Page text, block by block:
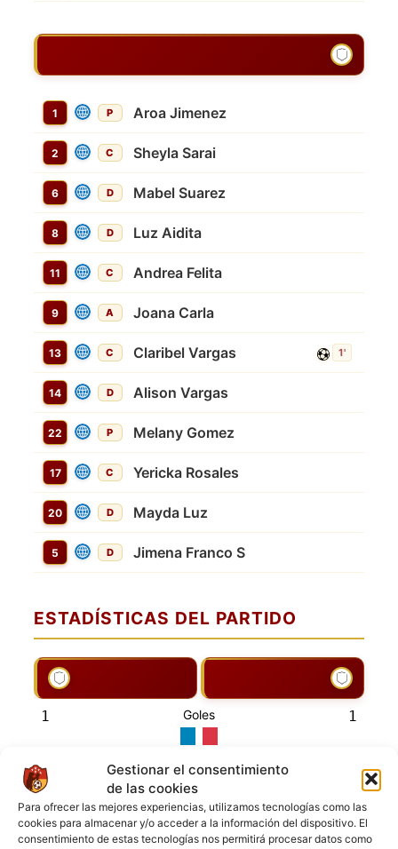
Gestionar el consentimiento
de las cookies
Para ofrecer las mejores experiencias, utilizamos tecnologías como las
cookies para almacenar y/o acceder a la información del dispositivo. El
consentimiento de estas tecnologías nos permitirá procesar datos como
1 P Aroa Jimenez
2 C Sheyla Sarai
6 D Mabel Suarez
8 D Luz Aidita
11 C Andrea Felita
9 A Joana Carla
13 C Claribel Vargas 1'
14 D Alison Vargas
22 P Melany Gomez
17 C Yericka Rosales
20 D Mayda Luz
5 D Jimena Franco S
ESTADÍSTICAS DEL PARTIDO
1 Goles 1
ESTADISTICAS DE JUGADOR